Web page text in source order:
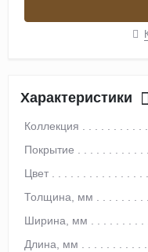
Характеристики
Коллекция
Покрытие
Цвет
Толщина, мм
Ширина, мм
Длина, мм